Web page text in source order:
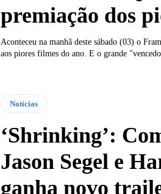
premiação dos
Aconteceu na manhã deste sábado (03) o
aos piores filmes do ano. E o grande
Notícias
‘Shrinking’:
Jason Segel e
ganha novo